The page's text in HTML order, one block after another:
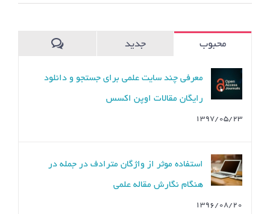
محبوب جدید
معرفی چند سایت علمی برای جستجو و دانلود
رایگان مقالات اوپن اکسس
۱۳۹۷/۰۵/۲۳
استفاده موثر از واژگان مترادف‌ در جمله در
هنگام نگارش مقاله علمی
۱۳۹۶/۰۸/۲۰